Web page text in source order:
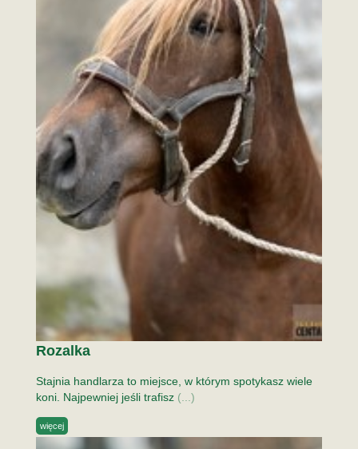
Rozalka
Stajnia handlarza to miejsce, w którym spotykasz wiele
koni. Najpewniej jeśli trafisz (...)
więcej